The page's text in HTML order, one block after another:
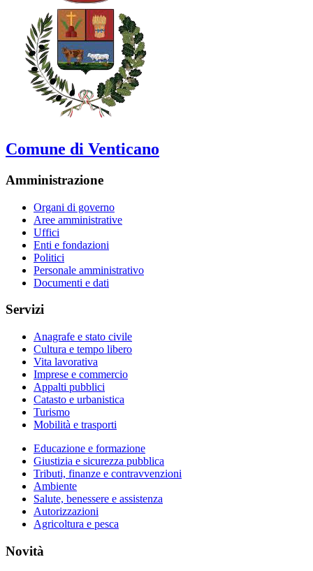
Comune di Venticano
Amministrazione
Organi di governo
Aree amministrative
Uffici
Enti e fondazioni
Politici
Personale amministrativo
Documenti e dati
Servizi
Anagrafe e stato civile
Cultura e tempo libero
Vita lavorativa
Imprese e commercio
Appalti pubblici
Catasto e urbanistica
Turismo
Mobilità e trasporti
Educazione e formazione
Giustizia e sicurezza pubblica
Tributi, finanze e contravvenzioni
Ambiente
Salute, benessere e assistenza
Autorizzazioni
Agricoltura e pesca
Novità